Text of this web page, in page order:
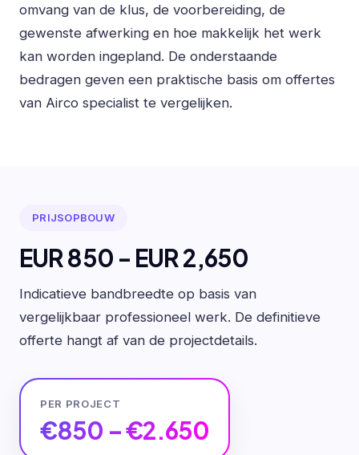
omvang van de klus, de voorbereiding, de
gewenste afwerking en hoe makkelijk het werk
kan worden ingepland. De onderstaande
bedragen geven een praktische basis om offertes
van Airco specialist te vergelijken.
PRIJSOPBOUW
EUR 850 - EUR 2,650
Indicatieve bandbreedte op basis van
vergelijkbaar professioneel werk. De definitieve
offerte hangt af van de projectdetails.
PER PROJECT
€850 – €2.650